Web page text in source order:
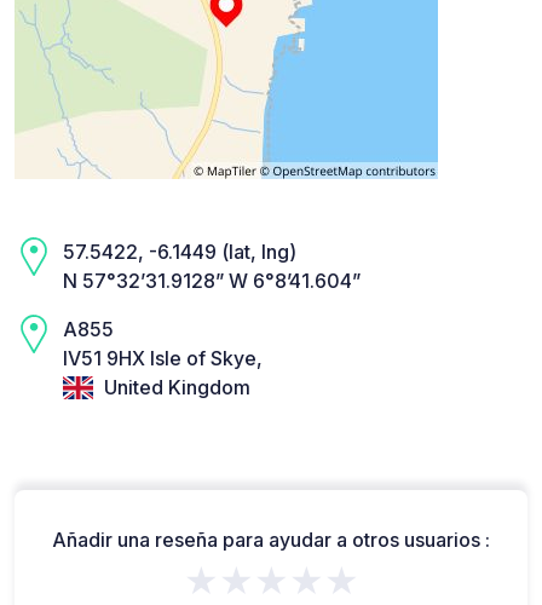
57.5422, -6.1449 (lat, lng)
N 57°32’31.9128” W 6°8’41.604”
A855
IV51 9HX Isle of Skye,
United Kingdom
Añadir una reseña para ayudar a otros usuarios :
★★★★★